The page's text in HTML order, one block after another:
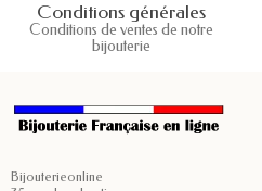
Conditions générales
Conditions de ventes de notre
bijouterie
Bijouterieonline